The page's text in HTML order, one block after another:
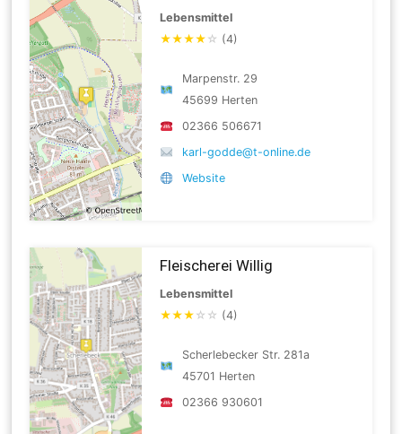
Lebensmittel
★★★★ ☆ (4)
Marpenstr. 29
45699 Herten
02366 506671
karl-godde@t-online.de
Website
Fleischerei Willig
Lebensmittel
★★★ ☆ ☆ (4)
Scherlebecker Str. 281a
45701 Herten
02366 930601